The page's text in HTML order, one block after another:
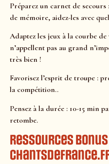
Préparez un carnet de
de mémoire, aidez-les avec
Adaptez les jeux à la courbe
n’appellent pas au grand
très bien !
Favorisez l’esprit de troupe :
la compétition..
Pensez à la durée : 10-15 min
retombe.
Ressources